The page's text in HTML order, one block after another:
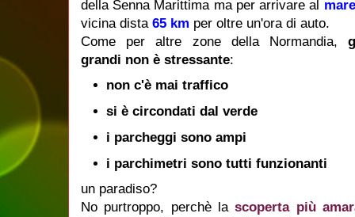
della Senna Marittima ma per arrivare al mare
vicina dista 65 km per oltre un'ora di auto.
Come per altre zone della Normandia,
grandi non è stressante:
non c'è mai traffico
si è circondati dal verde
i parcheggi sono ampi
i parchimetri sono tutti funzionanti
un paradiso?
No purtroppo, perchè lascoperta più